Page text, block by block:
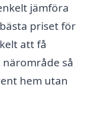
jämföra
priset för
att få
så
hem utan